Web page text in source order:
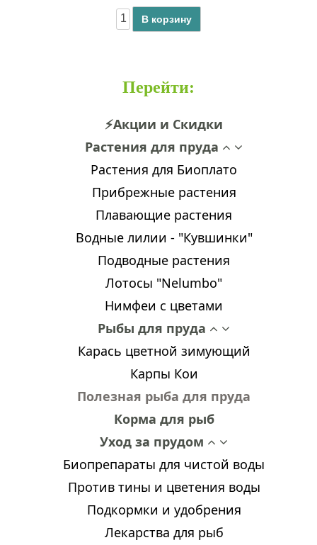
В корзину
Перейти:
⚡Акции и Скидки
Растения для пруда
Растения для Биоплато
Прибрежные растения
Плавающие растения
Водные лилии - "Кувшинки"
Подводные растения
Лотосы "Nelumbo"
Нимфеи с цветами
Рыбы для пруда
Карась цветной зимующий
Карпы Кои
Полезная рыба для пруда
Корма для рыб
Уход за прудом
Биопрепараты для чистой воды
Против тины и цветения воды
Подкормки и удобрения
Лекарства для рыб